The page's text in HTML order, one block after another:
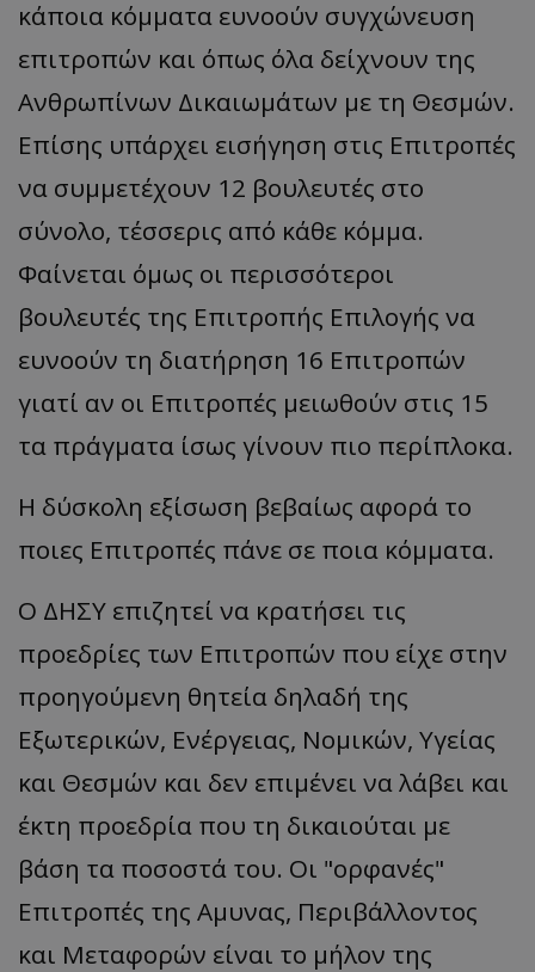
κάποια κόμματα ευνοούν συγχώνευση
επιτροπών και όπως όλα δείχνουν της
Ανθρωπίνων Δικαιωμάτων με τη Θεσμών.
Επίσης υπάρχει εισήγηση στις Επιτροπές
να συμμετέχουν 12 βουλευτές στο
σύνολο, τέσσερις από κάθε κόμμα.
Φαίνεται όμως οι περισσότεροι
βουλευτές της Επιτροπής Επιλογής να
ευνοούν τη διατήρηση 16 Επιτροπών
γιατί αν οι Επιτροπές μειωθούν στις 15
τα πράγματα ίσως γίνουν πιο περίπλοκα.
Η δύσκολη εξίσωση βεβαίως αφορά το
ποιες Επιτροπές πάνε σε ποια κόμματα.
Ο ΔΗΣΥ επιζητεί να κρατήσει τις
προεδρίες των Επιτροπών που είχε στην
προηγούμενη θητεία δηλαδή της
Εξωτερικών, Ενέργειας, Νομικών, Υγείας
και Θεσμών και δεν επιμένει να λάβει και
έκτη προεδρία που τη δικαιούται με
βάση τα ποσοστά του. Οι "ορφανές"
Επιτροπές της Αμυνας, Περιβάλλοντος
και Μεταφορών είναι το μήλον της